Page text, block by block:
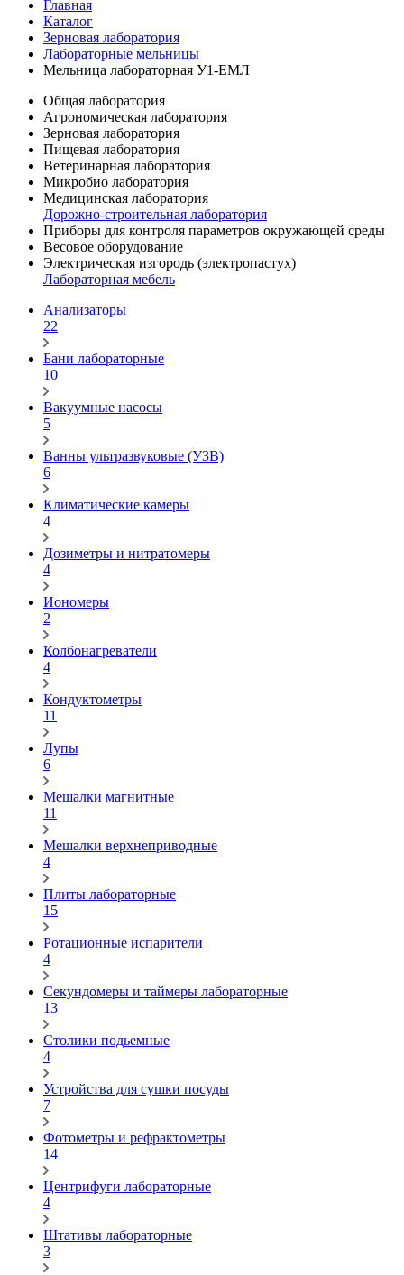
Главная
Каталог
Зерновая лаборатория
Лабораторные мельницы
Мельница лабораторная У1-ЕМЛ
Общая лаборатория
Агрономическая лаборатория
Зерновая лаборатория
Пищевая лаборатория
Ветеринарная лаборатория
Микробио лаборатория
Медицинская лаборатория
Дорожно-строительная лаборатория
Приборы для контроля параметров окружающей среды
Весовое оборудование
Электрическая изгородь (электропастух)
Лабораторная мебель
Анализаторы
22
Бани лабораторные
10
Вакуумные насосы
5
Ванны ультразвуковые (УЗВ)
6
Климатические камеры
4
Дозиметры и нитратомеры
4
Иономеры
2
Колбонагреватели
4
Кондуктометры
11
Лупы
6
Мешалки магнитные
11
Мешалки верхнеприводные
4
Плиты лабораторные
15
Ротационные испарители
4
Секундомеры и таймеры лабораторные
13
Столики подьемные
4
Устройства для сушки посуды
7
Фотометры и рефрактометры
14
Центрифуги лабораторные
4
Штативы лабораторные
3